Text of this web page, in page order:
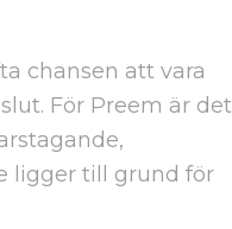
chansen att vara
För Preem är det
ligger till grund för